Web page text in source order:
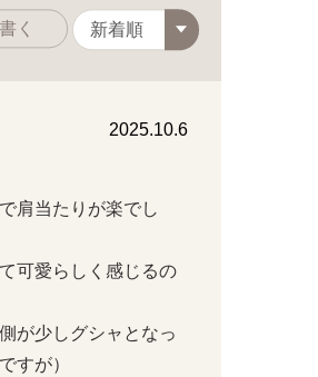
く
2025.10.6
肩当たりが楽でし
可愛らしく感じるの
が少しグシャとなっ
すが）